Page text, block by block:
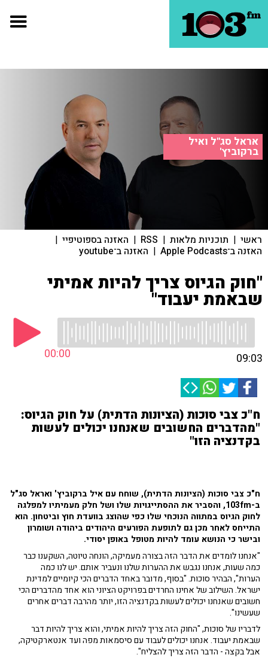
אראל סג"ל ואיל
ברקוביץ'
ראשי | תוכניות מלאות |
RSS
| האזנה בספוטיפיי |
האזנה ב־Apple Podcasts | האזנה ב־youtube
"חוק הגיוס צריך להיות אמיתי
שבאמת יעבוד"
00:00 09:03
ח"כ צבי סוכות (הציונות הדתית) על חוק הגיוס:
"מהדברים החשובים שאנחנו יכולים לעשות
בקדנציה הזו"
ח"כ צבי סוכות (הציונות הדתית), שוחח עם איל ברקוביץ' ואראל סג"ל
ב-103fm, והסביר את ההסתייגויות שלו ושל חלק מעמיתיו למפלגה
לחוק הגיוס במתווה הנוכחי שלו כפי שהוצג בוועדת חוץ וביטחון. הוא
התייחס לאחר מכן גם לתופעת הפורעים היהודים ביהודה ושומרון
ובישר כי הנושא עומד להיות מטופל באופן יסודי.
"אנחנו לומדים את הדבר הזה בצורה מעמיקה, הונחה טיוטה, השקענו כבר
כמה שעות, אנחנו נגבש את ההערות שלנו ונעביר אותם. יש לנו כמה
הערות", הבהיר סוכות. "בסוף, מדובר באחד הדברים הכי קיומיים למדינת
ישראל. השילוב של אחינו החרדים בפרויקט הציוני הוא אחד מהדברים הכי
חשובים שאנחנו יכולים לעשות בקדנציה הזו, יותר מהרבה דברים אחרים
שעשינו".
לדבריו של סוכות, "החוק הזה צריך להיות אמיתי, והוא צריך להיות דבר
שבאמת יעבוד. אנחנו יכולים לעבוד עם סיסמאות מפה ועד אנטארקטיקה,
אבל בקצה - הדבר הזה צריך להצליח".